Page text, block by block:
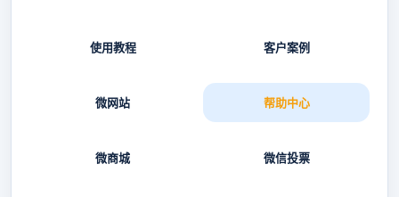
使用教程 客户案例
微网站 帮助中心
微商城 微信投票